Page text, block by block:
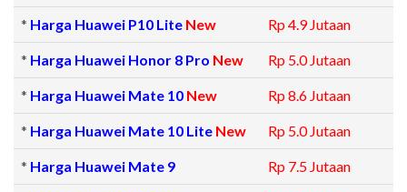
* Harga Huawei P10 Lite New Rp 4.9 Jutaan
* Harga Huawei Honor 8 Pro New Rp 5.0 Jutaan
* Harga Huawei Mate 10 New Rp 8.6 Jutaan
* Harga Huawei Mate 10 Lite New Rp 5.0 Jutaan
* Harga Huawei Mate 9 Rp 7.5 Jutaan